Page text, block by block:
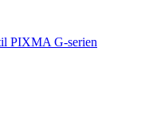
PIXMA G-serien